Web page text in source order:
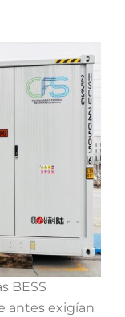
BESS
antes exigían